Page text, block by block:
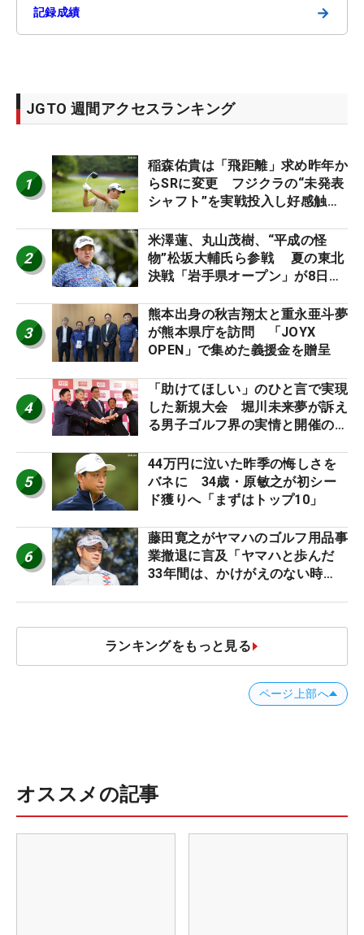
記録成績 →
JGTO 週間アクセスランキング
1
稲森佑貴は「飛距離」求め昨年か
らSRに変更 フジクラの“未発表
シャフト”を実戦投入し好感触
ーのヒトネタ！】
2
米澤蓮、丸山茂樹、“平成の怪
物”松坂大輔氏ら参戦 夏の東北
決戦「岩手県オープン」が8日開
3
熊本出身の秋吉翔太と重永亜斗夢
が熊本県庁を訪問 「JOYX
OPEN」で集めた義援金を贈呈
4
「助けてほしい」のひと言で実現
した新規大会 堀川未来夢が訴え
る男子ゴルフ界の実情と開催の舞
5
44万円に泣いた昨季の悔しさを
バネに 34歳・原敏之が初シー
ド獲りへ「まずはトップ10」
6
藤田寛之がヤマハのゴルフ用品事
業撤退に言及「ヤマハと歩んだ
33年間は、かけがえのない時
ランキングをもっと見る
ページ上部へ
オススメの記事